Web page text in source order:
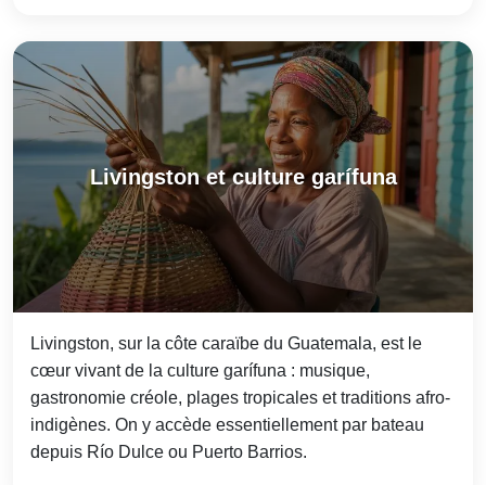
Livingston et culture garífuna
Livingston, sur la côte caraïbe du Guatemala, est le
cœur vivant de la culture garífuna : musique,
gastronomie créole, plages tropicales et traditions afro-
indigènes. On y accède essentiellement par bateau
depuis Río Dulce ou Puerto Barrios.